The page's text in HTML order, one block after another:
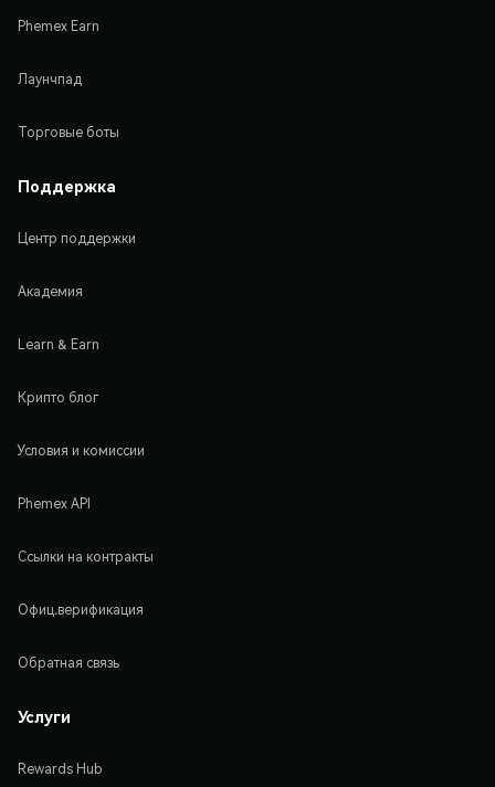
Phemex Earn
Лаунчпад
Торговые боты
Поддержка
Центр поддержки
Академия
Learn & Earn
Крипто блог
Условия и комиссии
Phemex API
Ссылки на контракты
Офиц.верификация
Обратная связь
Услуги
Rewards Hub